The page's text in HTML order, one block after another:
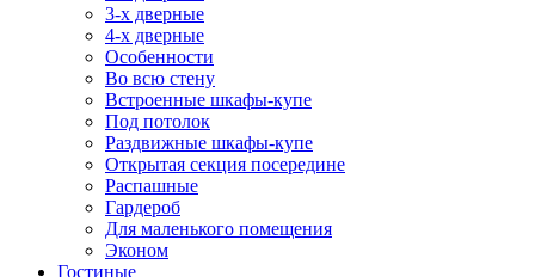
3-х дверные
4-х дверные
Особенности
Во всю стену
Встроенные шкафы-купе
Под потолок
Раздвижные шкафы-купе
Открытая секция посередине
Распашные
Гардероб
Для маленького помещения
Эконом
Гостиные